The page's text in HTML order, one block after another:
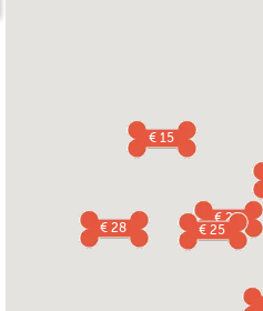
€ 28
€ 25
€ 25
€ 15